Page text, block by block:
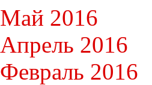
Май 2016
Апрель 2016
Февраль 2016